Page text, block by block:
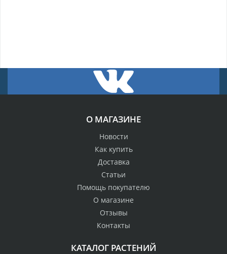
О МАГАЗИНЕ
Новости
Как купить
Доставка
Статьи
Помощь покупателю
О магазине
Отзывы
Контакты
КАТАЛОГ РАСТЕНИЙ